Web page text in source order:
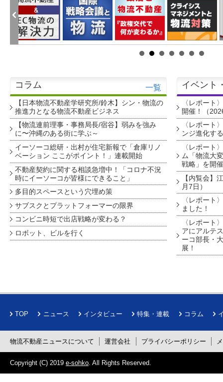
コラム 一覧
【日本物流不動産学研究所/鈴木】シン・物流の
推進力となる物流不動産ビジネス
【物流連前理事・事務局長/宿谷】弱みを強み
に〜沖縄のある街に学ぶ～
イーソーコ総研・出村が住宅新報で「倉庫リノ
ベーション ここがポイント！」連載開始
不動産契約に関する相談急増中！「コロナ不況
時にイーソーコが皆様にできること」
多目的スペースという穴埋め策
サブスクとプラットフォーマーの限界
コンビニ時短で出店戦略が変わる？
ロボット、ビルを行く
イベント
〈レポート
開催！（
〈レポート
ンジ進化す
〈レポート
ム「物流大
戦略」を開
【内覧会】
月7日）
〈レポート
ました！
〈レポート
アにアルテ
ーコ部長・
展！
TOP ニュース インタビュー 特集・連載 コラム
物流不動産ニュースについて 運営会社 プライバシーポリシー
Copyright (C) 2019 e-sohko . All Rights Reserved.